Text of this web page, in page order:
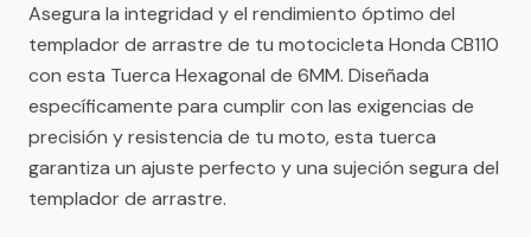
Asegura la integridad y el rendimiento óptimo del
templador de arrastre de tu motocicleta Honda CB110
con esta Tuerca Hexagonal de 6MM. Diseñada
específicamente para cumplir con las exigencias de
precisión y resistencia de tu moto, esta tuerca
garantiza un ajuste perfecto y una sujeción segura del
templador de arrastre.